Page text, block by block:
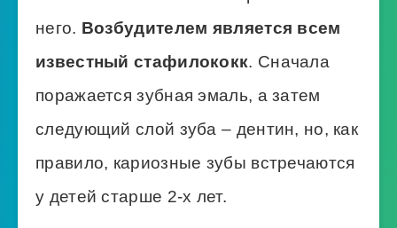
него. Возбудителем является всем
известный стафилококк. Сначала
поражается зубная эмаль, а затем
следующий слой зуба – дентин, но, как
правило, кариозные зубы встречаются
у детей старше 2-х лет.